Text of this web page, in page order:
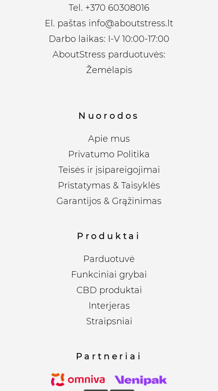
Tel. +370 60308016
El. paštas info@aboutstress.lt
Darbo laikas: I-V 10:00-17:00
AboutStress parduotuvės:
Žemėlapis
Nuorodos
Apie mus
Privatumo Politika
Teisės ir įsipareigojimai
Pristatymas & Taisyklės
Garantijos & Grąžinimas
Produktai
Parduotuvė
Funkciniai grybai
CBD produktai
Interjeras
Straipsniai
Partneriai